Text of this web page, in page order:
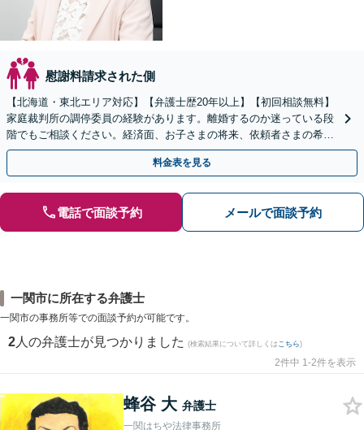
慰謝料請求された側
【北海道・東北エリア対応】【弁護士歴20年以上】【初回相談無料】
家庭裁判所の調停委員の経験があります。離婚するのか迷っている段
階でもご相談ください。経済面、お子さまの将来、依頼者さまの希望
を考慮した最善の解決策をご提案します。
料金表を見る
電話で面談予約 メールで面談予約
一関市に所在する弁護士
一関市の事務所等での面談予約が可能です。
2 人の弁護士が見つかりました (検索結果について詳しくは こちら)
2件中 1-2件を表示
蜂谷 大 弁護士
一関はちや法律事務所